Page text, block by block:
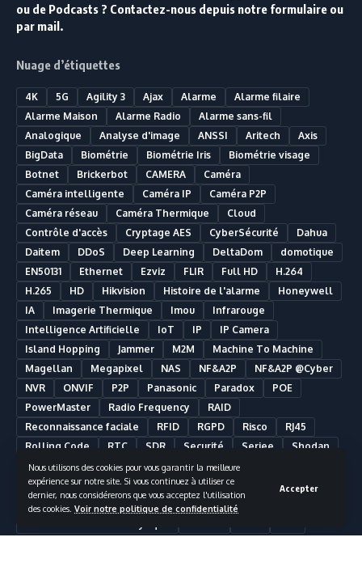
Nous utilisons des cookies pour vous garantir la meilleure
expérience sur notre site. Si vous continuez à utiliser ce
dernier, nous considérerons que vous acceptez l'utilisation
des cookies. Voir notre politique de confidentialité
Accepter
ou de Podcasts ? Contactez-nous depuis notre formulaire ou
par mail.
Nuage d’étiquettes
4K 5G Agility 3 Ajax Alarme
Alarme filaire
Alarme Maison
Alarme Radio
Alarme sans-fil
Analogique
Analyse d'image ANSSI Aritech
Axis
BigData
Biométrie Biométrie Iris
Biométrie visage
Botnet
Brickerbot CAMERA
Caméra
Caméra intelligente
Caméra IP
Caméra P2P
Caméra réseau
Caméra Thermique
Cloud
Contrôle d'accès
Cryptage AES CyberSécurité
Dahua
Daitem
DDoS Deep Learning DeltaDom
domotique
EN50131
Ethernet Ezviz FLIR Full HD
H.264
H.265
HD Hikvision Histoire de l'alarme
Honeywell
IA
Imagerie Thermique Imou
Infrarouge
Intelligence Artificielle
IoT IP
IP Camera
Island Hopping
Jammer M2M
Machine To Machine
Magellan
Megapixel NAS NF&A2P
NF&A2P @Cyber
NVR
ONVIF P2P Panasonic Paradox
POE
PowerMaster
Radio Frequency
RAID
Reconnaissance faciale
RFID RGPD Risco
RJ45
Rolling Code
RTC SDR Securité Seriee
Shodan
SIA
Smart Building Smart Home
Smartphone
Somfy
Synology Télésurveillance Ultra HD
UPS
UTC Fire & Security
Vidéosurveillance